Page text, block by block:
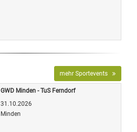
mehr Sportevents
GWD Minden - TuS Ferndorf
31.10.2026
Minden